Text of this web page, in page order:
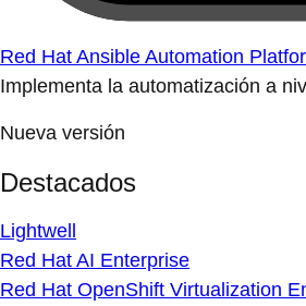
Red Hat Ansible Automation
Implementa la automatización a
Nueva versión
Destacados
Lightwell
Red Hat AI Enterprise
Red Hat OpenShift Virtualization